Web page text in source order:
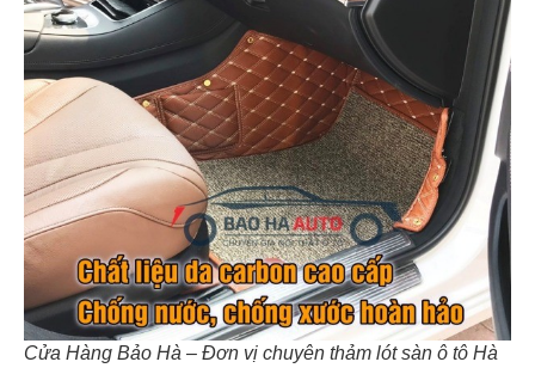
Cửa Hàng Bảo Hà – Đơn vị chuyên thảm lót sàn ô tô Hà